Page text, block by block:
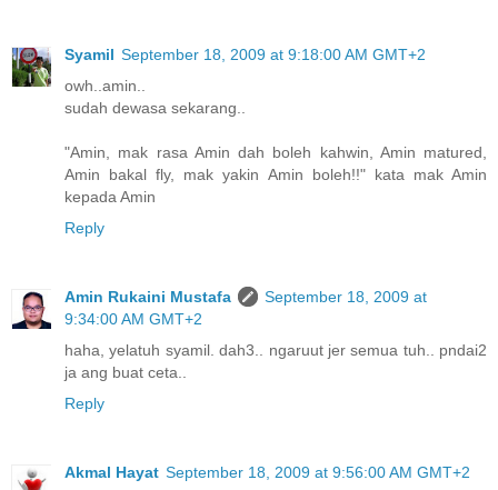
Syamil September 18, 2009 at 9:18:00 AM GMT+2
owh..amin..
sudah dewasa sekarang..
"Amin, mak rasa Amin dah boleh kahwin, Amin matured,
Amin bakal fly, mak yakin Amin boleh!!" kata mak Amin
kepada Amin
Reply
Amin Rukaini Mustafa
September 18, 2009 at
9:34:00 AM GMT+2
haha, yelatuh syamil. dah3.. ngaruut jer semua tuh.. pndai2
ja ang buat ceta..
Reply
Akmal Hayat September 18, 2009 at 9:56:00 AM GMT+2